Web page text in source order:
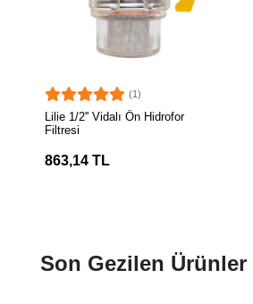
(1)
Lilie 1/2'' Vidalı Ön Hidrofor
Filtresi
863,14 TL
Son Gezilen Ürünler